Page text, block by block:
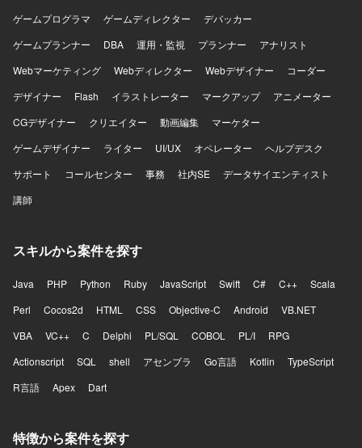
間を橋渡しできるコミュニケーション力を発揮いただける
方を想定しております。オンプレミス資産の制約を理解し
つつ、AWSマネージドサービスへ適切に置き換える設計判
断力をお持ちの方にマッチするポジションです。 【ポジシ
ティが求められる基盤を、AWSマネージドサービスを中心
にゼロから設計し構築していく経験を積むことができま
い工程に関与できるため、クラウドアーキテクトとしての
スキルを総合的に高めていただけます。また、セキュリテ
ィサービス群や認証連携、ネットワーク接続など、エンタ
ープライズ向けの先進的なクラウドアーキテクチャに携わ
on Fargate、ECR、Aurora PostgreSQL、RDS Proxy、
v2、IAM、KMS、Secrets Manager、GuardDuty、Security
CloudWatch、SNS、SQS、SES、EventBridge）、
Terraform、AWS CDK、GitHub Actions、CodePipeline、
OneLoginによるSSO連携、SAML/OIDCによる認証連携な
どの環境で作業いただきます。
ゲームプログラマ
ゲームディレクター
デバッカー
ゲームプランナー
DBA 運用・監視 プランナー
アナリスト
Webマーケティング
Webディレクター Webデザイナー
コーダー
デザイナー
Flash イラストレーター マークアップ
アニメーター
CGデザイナー
クリエイター 動画編集
マーケター
ゲームデザイナー
ライター UI/UX オペレーター
ヘルプデスク
サポート
コールセンター 事務 社内SE
データサイエンティスト
講師
スキルから案件を探す
Java PHP Python Ruby JavaScript Swift C# C++
Scala
Perl
Cocos2d HTML CSS Objective-C Android
VB.NET
VBA
VC++ C Delphi PL/SQL COBOL PL/I
RPG
Actionscript
SQL shell アセンブラ Go言語 Kotlin
TypeScript
R言語
Apex Dart
特徴から案件を探す